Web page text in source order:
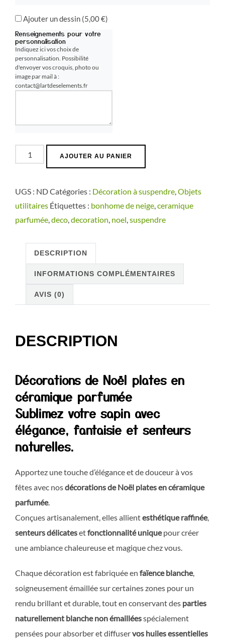
Ajouter un dessin (5,00€)
Renseignements pour votre
personnalisation
Indiquez ici vos choix de
personnalisation. Possibilité
d'envoyer vos croquis, photo ou
image par mail à :
contact@lartdeselements.fr
quantité
de
de
neige
Décoration
suspendre
AJOUTER AU PANIER
UGS : NDCatégories : Décoration à suspendre,Objets
utilitaires Étiquettes : bonhome de neige,ceramique
parfumée,deco,decoration, noel,suspendre
DESCRIPTION
INFORMATIONS COMPLÉMENTAIRES
AVIS (0)
DESCRIPTION
Décorations de Noël plates en
céramique parfumée
Sublimez votre sapin avec
élégance, fantaisie et senteurs
naturelles.
Apportez une touche d’élégance et de douceur à vos
fêtes avec nosdécorations de Noël plates en céramique
parfumée.
Conçues artisanalement, elles allientesthétique raffinée,
senteurs délicatesetfonctionnalité uniquepour créer
une ambiance chaleureuse et magique chez vous.
Chaque décoration est fabriquée en faïence blanche,
soigneusement émaillée sur certaines zones pour un
rendu brillant et durable, tout en conservant des parties
naturellement blanche non émailléesspécialement
pensées pour absorber et diffuservos huiles essentielles